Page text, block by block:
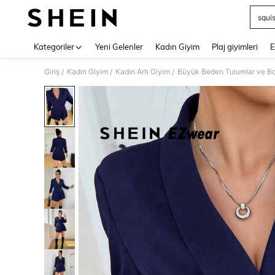
Kategoriler Yeni Gelenler Kadın Giyim Plaj giyimleri
Giriş / Kadın Giyim / Kadın Artı Giyim / Büyük Beden Tulumlar ve